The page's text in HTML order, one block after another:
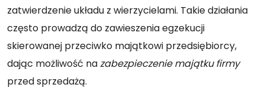
zatwierdzenie układu z wierzycielami. Takie działania
często prowadzą do zawieszenia egzekucji
skierowanej przeciwko majątkowi przedsiębiorcy,
dając możliwość nazabezpieczenie majątku firmy
przed sprzedażą.